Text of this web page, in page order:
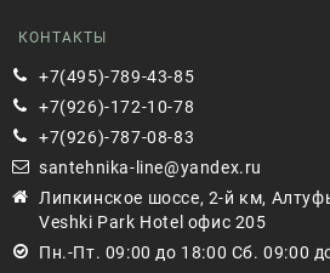
КОНТАКТЫ
+7(495)-789-43-85
+7(926)-172-10-78
+7(926)-787-08-83
santehnika-line@yandex.ru
Липкинское шоссе, 2-й км,
Veshki Park Hotel офис 205
Пн.-Пт. 09:00 до 18:00 Сб. 09:00